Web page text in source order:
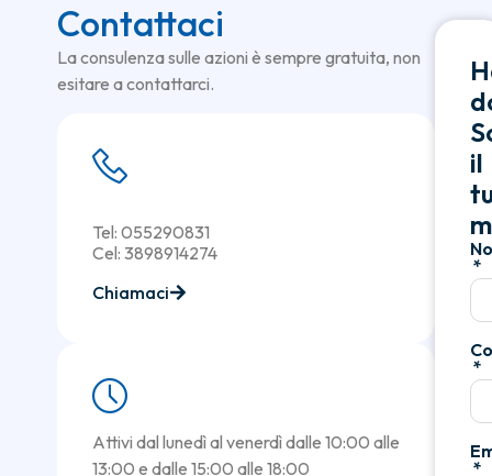
Contattaci
La consulenza sulle azioni è sempre gratuita, non
esitare a contattarci.
Tel: 055290831
Cel: 3898914274
Chiamaci
Attivi dal lunedì al venerdì dalle 10:00 alle
13:00 e dalle 15:00 alle 18:00
il